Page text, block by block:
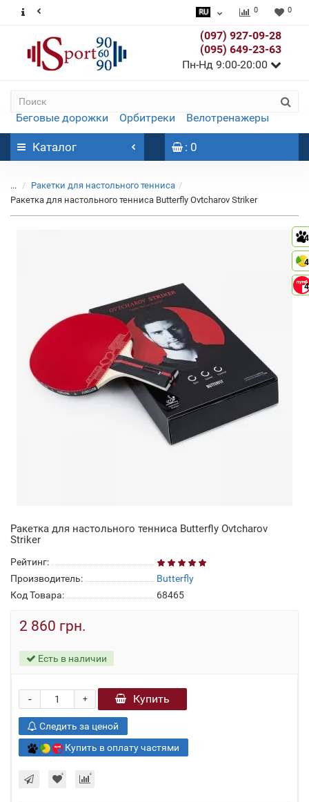
0 0
(097) 927-09-28
(095) 649-23-63
Пн-Нд 9:00-20:00
Беговые дорожки Орбитреки Велотренажеры
Каталог : 0
...
Ракетки для настольного тенниса
Ракетка для настольного тенниса Butterfly Ovtcharov Striker
4
4
4
Ракетка для настольного тенниса Butterfly Ovtcharov
Striker
Рейтинг:
Производитель:
Butterfly
Код Товара:
68465
2 860 грн.
Есть в наличии
+
- Купить
Следить за ценой
Купить в оплату частями